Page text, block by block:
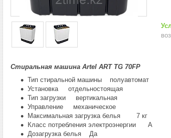
Стиральная машина Artel ART TG 70FP
Тип стиральной машины полуавтомат
Установка отдельностоящая
Тип загрузки вертикальная
Управление механическое
Максимальная загрузка белья 7 кг
Класс потребления электроэнергии A
Дозагрузка белья Да